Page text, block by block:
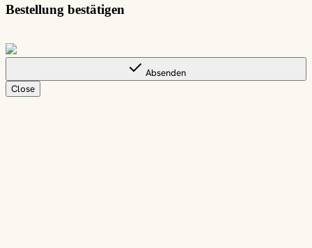
Bestellung bestätigen
Absenden
Close